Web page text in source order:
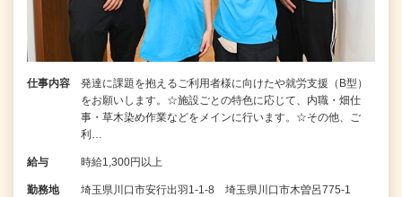
仕事内容
発達に課題を抱えるご利用者様に向けたや就労支援（B型）
をお願いします。☆施設ごとの特色に応じて、内職・畑仕
事・草木染め作業などをメインに行います。☆その他、ご
利…
給与 時給1,300円以上
勤務地 埼玉県川口市安行出羽1-1-8 埼玉県川口市木曽呂775-1